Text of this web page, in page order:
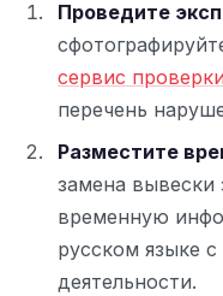
Вывод:штрафы
отдельно — при
растёт
Проведите
сервис проверки
перечень
Разместите
замена вывески
временную
русском языке
деятельности.